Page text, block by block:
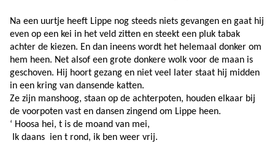
Na een uurtje heeft Lippe nog steeds niets gevangen en gaat hij
even op een kei in het veld zitten en steekt een pluk tabak
achter de kiezen. En dan ineens wordt het helemaal donker om
hem heen. Net alsof een grote donkere wolk voor de maan is
geschoven. Hij hoort gezang en niet veel later staat hij midden
in een kring van dansende katten.
Ze zijn manshoog, staan op de achterpoten, houden elkaar bij
de voorpoten vast en dansen zingend om Lippe heen.
‘ Hoosa hei, t is de moand van mei,
Ik daans ien t rond, ik ben weer vrij.